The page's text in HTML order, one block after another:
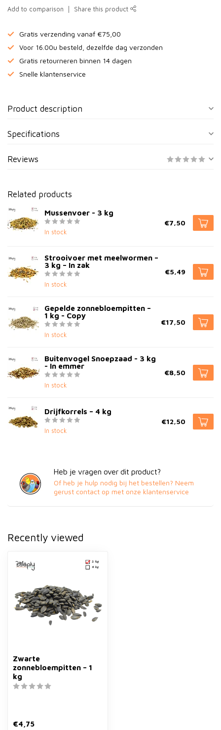
Add to comparison Share this product
Gratis verzending vanaf €75,00
Voor 16.00u besteld, dezelfde dag verzonden
Gratis retourneren binnen 14 dagen
Snelle klantenservice
Product description
Specifications
Reviews
Related products
Mussenvoer - 3 kg
In stock
€7,50
Strooivoer met meelwormen –
3 kg – In zak
In stock
€5,49
Gepelde zonnebloempitten –
1 kg - Copy
In stock
€17,50
Buitenvogel Snoepzaad - 3 kg
- In emmer
In stock
€8,50
Drijfkorrels – 4 kg
In stock
€12,50
Heb je vragen over dit product?
Of heb je hulp nodig bij het bestellen? Neem
gerust contact op met onze klantenservice
Recently viewed
Zwarte
zonnebloempitten – 1
kg
€4,75